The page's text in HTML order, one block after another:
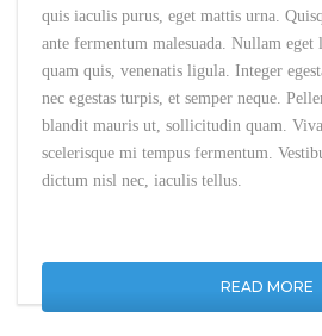
quis iaculis purus, eget mattis urna.
ante fermentum malesuada. Nullam
quam quis, venenatis ligula. Integer
nec egestas turpis, et semper neque.
blandit mauris ut, sollicitudin quam.
scelerisque mi tempus fermentum.
dictum nisl nec, iaculis tellus.
READ MORE